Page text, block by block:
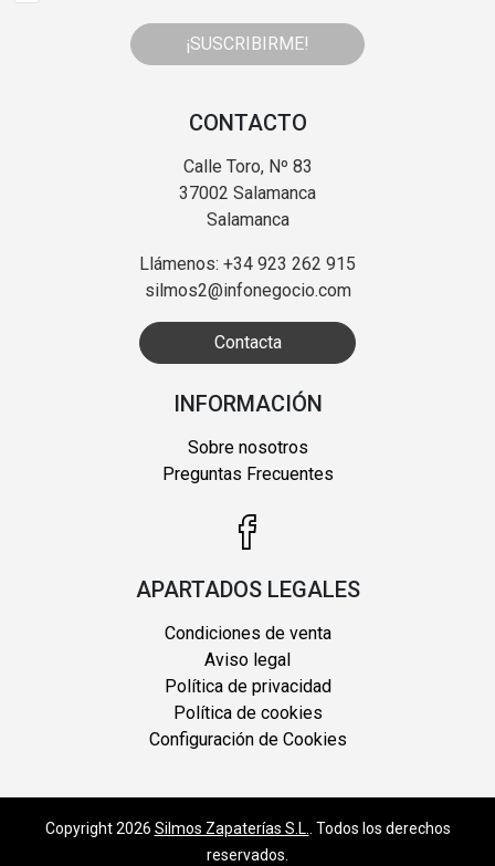
¡SUSCRIBIRME!
CONTACTO
Calle Toro, Nº 83
37002 Salamanca
Salamanca
Llámenos: +34 923 262 915
silmos2@infonegocio.com
Contacta
INFORMACIÓN
Sobre nosotros
Preguntas Frecuentes
APARTADOS LEGALES
Condiciones de venta
Aviso legal
Política de privacidad
Política de cookies
Configuración de Cookies
Copyright 2026 Silmos Zapaterías S.L.. Todos los derechos
reservados.